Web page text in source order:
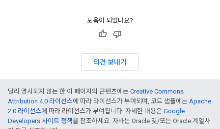
도움이 되었나요?
의견 보내기
달리 명시되지 않는 한 이 페이지의 콘텐츠에는 Creative Commons
Attribution 4.0 라이선스에 따라 라이선스가 부여되며, 코드 샘플에는 Apache
2.0 라이선스에 따라 라이선스가 부여됩니다. 자세한 내용은 Google
Developers 사이트 정책을 참조하세요. 자바는 Oracle 및/또는 Oracle 계열사